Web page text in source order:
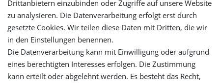
Login
Registrieren
Versandinformationen
Drittanbietern einzubinden oder Zugriffe auf unsere Website
zu analysieren. Die Datenverarbeitung erfolgt erst durch
gesetzte Cookies. Wir teilen diese Daten mit Dritten, die wir
in den Einstellungen benennen.
Die Datenverarbeitung kann mit Einwilligung oder aufgrund
eines berechtigten Interesses erfolgen. Die Zustimmung
kann erteilt oder abgelehnt werden. Es besteht das Recht,